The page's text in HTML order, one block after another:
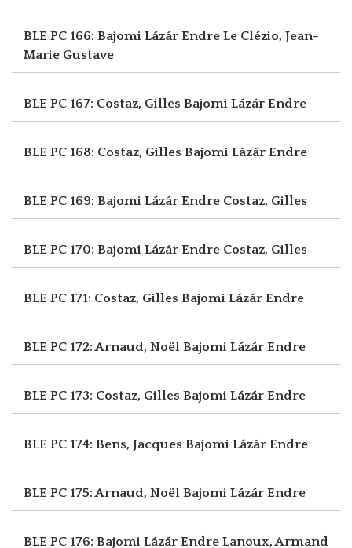
BLE PC 166: Bajomi Lázár Endre Le Clézio, Jean-
Marie Gustave
BLE PC 167: Costaz, Gilles Bajomi Lázár Endre
BLE PC 168: Costaz, Gilles Bajomi Lázár Endre
BLE PC 169: Bajomi Lázár Endre Costaz, Gilles
BLE PC 170: Bajomi Lázár Endre Costaz, Gilles
BLE PC 171: Costaz, Gilles Bajomi Lázár Endre
BLE PC 172: Arnaud, Noël Bajomi Lázár Endre
BLE PC 173: Costaz, Gilles Bajomi Lázár Endre
BLE PC 174: Bens, Jacques Bajomi Lázár Endre
BLE PC 175: Arnaud, Noël Bajomi Lázár Endre
BLE PC 176: Bajomi Lázár Endre Lanoux, Armand